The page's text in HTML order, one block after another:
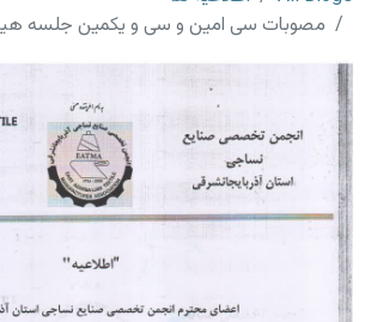
مصوبات سی امین و سی و یکمین جلسه